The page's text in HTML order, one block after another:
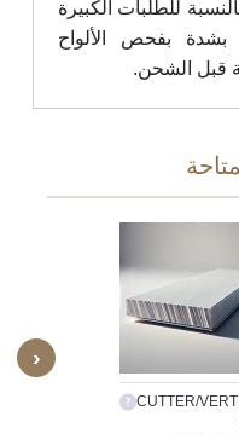
للطلبات الكبيرة
بشدة بفحص الألواح
قبل الشحن.
‹
CUTTER/